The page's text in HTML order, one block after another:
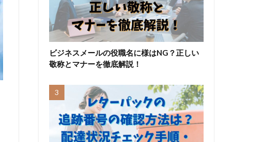
ビジネスメールの役職名に様はNG？正しい
敬称とマナーを徹底解説！